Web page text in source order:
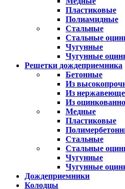
Пластиковые
Полиамидные
Стальные
Стальные
Чугунные
Чугунные
Решетки дождеприемника
Бетонные
Из
Из
Из
Медные
Пластиковые
Стальные
Стальные
Чугунные
Чугунные
Дождеприемники
Колодцы